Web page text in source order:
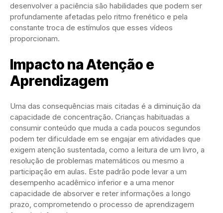
desenvolver a paciência são habilidades que podem ser
profundamente afetadas pelo ritmo frenético e pela
constante troca de estímulos que esses vídeos
proporcionam.
Impacto na Atenção e
Aprendizagem
Uma das consequências mais citadas é a diminuição da
capacidade de concentração. Crianças habituadas a
consumir conteúdo que muda a cada poucos segundos
podem ter dificuldade em se engajar em atividades que
exigem atenção sustentada, como a leitura de um livro, a
resolução de problemas matemáticos ou mesmo a
participação em aulas. Este padrão pode levar a um
desempenho acadêmico inferior e a uma menor
capacidade de absorver e reter informações a longo
prazo, comprometendo o processo de aprendizagem